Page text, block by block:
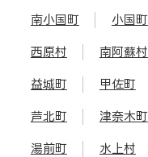
南小国町 小国町
西原村 南阿蘇村
益城町 甲佐町
芦北町 津奈木町
湯前町 水上村